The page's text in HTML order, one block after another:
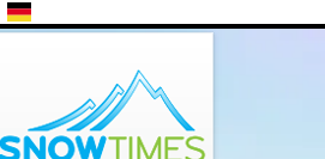
Bitte wählen Sie Ihre Sprache aus